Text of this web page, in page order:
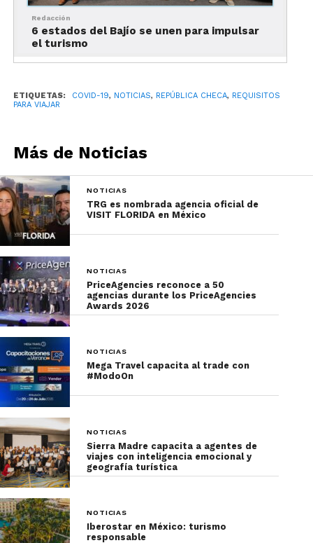
Finalmente, los viajeros deben tener presente que
dentro del país, deberán utilizar el cubrebocas en
tiendas, restaurantes, museos, transporte público,
una mascarilla de tela cuando se coloca junto a
viajar a República Checa, visita
Ahora que ya conoces los requisitos para entrar a
República Checa, te invitamos aconocerlas
actividades y experiencias imperdibles de este
destino.
Redacción
6 estados del Bajío se unen para impulsar
el turismo
ETIQUETAS: COVID-19, NOTICIAS, REPÚBLICA CHECA, REQUISITOS
PARA VIAJAR
Más de Noticias
NOTICIAS
TRG es nombrada agencia oficial de
VISIT FLORIDA en México
NOTICIAS
PriceAgencies reconoce a 50
agencias durante los PriceAgencies
Awards 2026
NOTICIAS
Mega Travel capacita al trade con
#ModoOn
NOTICIAS
Sierra Madre capacita a agentes de
viajes con inteligencia emocional y
geografía turística
NOTICIAS
Iberostar en México: turismo
responsable